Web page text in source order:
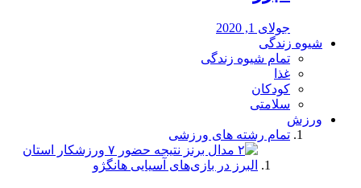
جولای 1, 2020
شیوه زندگی
تمام شیوه زندگی
غذا
کودکان
سلامتی
ورزش
تمام رشته های ورزشی